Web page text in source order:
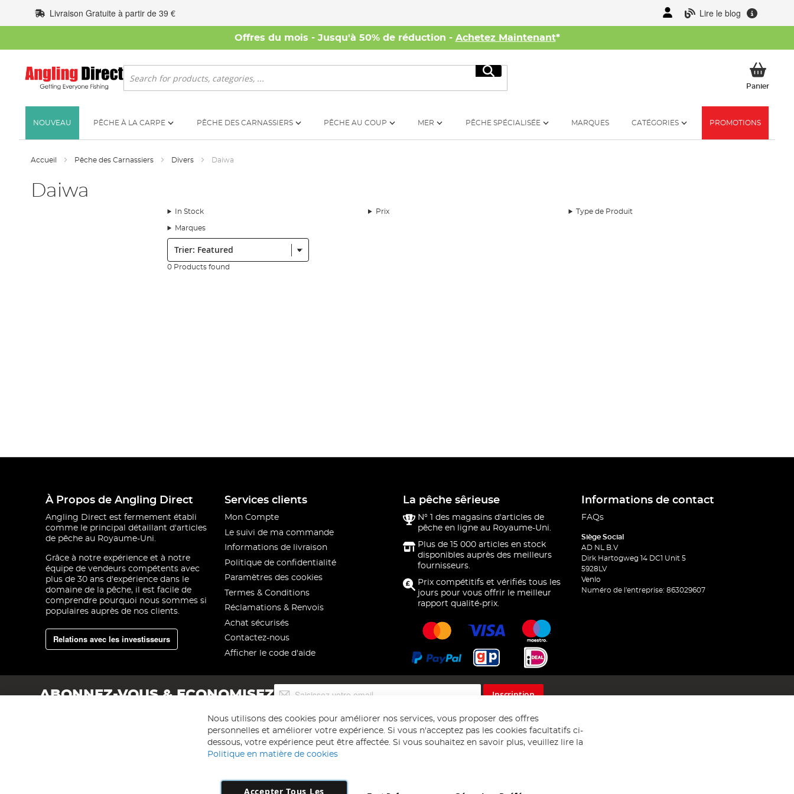
au
contenu
Lire le blog
Livraison Gratuite à partir de 39 €
Offres du mois - Jusqu'à 50% de réduction - Achetez Maintenant*
Rechercher
Rechercher
PanierMon
NOUVEAU PÊCHE À LA CARPE PÊCHE DES CARNASSIERS PÊCHE AU COUP MER PÊCHE SPÉCIALISÉE MARQUES CATÉGORIES PROMOTIONS
Accueil Pêche des Carnassiers Divers Daiwa
Daiwa
In Stock Prix Type de Produit
Marques
Trier:
0 Products found
À Propos de Angling Direct
Angling Direct est fermement établi
comme le principal détaillant d'articles
de pêche au Royaume-Uni.
Grâce à notre expérience et à notre
équipe de vendeurs compétents avec
plus de 30 ans d'expérience dans le
domaine de la pêche, il est facile de
comprendre pourquoi nous sommes si
populaires auprès de nos clients.
Relations avec les investisseurs
Services clients
Mon Compte
Le suivi de ma commande
Informations de livraison
Politique de confidentialité
Paramètres des cookies
Termes & Conditions
Réclamations & Renvois
Achat sécurisés
Contactez-nous
Afficher le code d'aide
La pêche sêrieuse
N° 1 des magasins d'articles de
pêche en ligne au Royaume-Uni.
Plus de 15 000 articles en stock
disponibles auprès des meilleurs
fournisseurs.
Prix compétitifs et vérifiés tous les
jours pour vous offrir le meilleur
rapport qualité-prix.
Informations de contact
FAQs
Siège Social
AD NL B.V
Dirk Hartogweg 14 DC1 Unit 5
5928LV
Venlo
Numéro de l'entreprise: 863029607
ABONNEZ-VOUS & ECONOMISEZ
lettre
d’information
:
Inscription
Nous utilisons des cookies pour améliorer nos services, vous proposer des offres
personnelles et améliorer votre expérience. Si vous n'acceptez pas les cookies facultatifs ci-
dessous, votre expérience peut être affectée. Si vous souhaitez en savoir plus, veuillez lire la
Politique en matière de cookies
Accepter Tous Les